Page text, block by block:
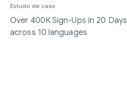
Estudo de caso
Over 400K Sign-Ups in 20 Days
across 10 languages